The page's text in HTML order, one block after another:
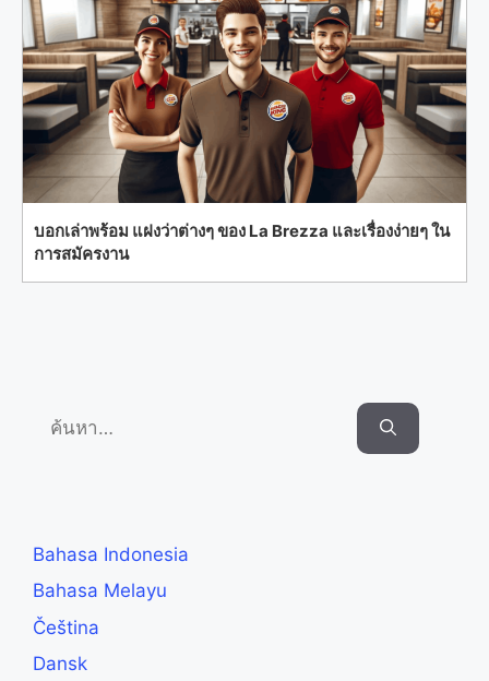
บอกเล่าพร้อม แฝงว่าต่างๆ ของ La Brezza และเรื่องง่ายๆ ใน
การสมัครงาน
Search
for:
Bahasa Indonesia
Bahasa Melayu
Čeština
Dansk